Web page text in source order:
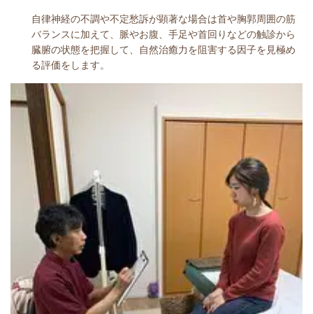
自律神経の不調や不定愁訴が顕著な場合は首や胸郭周囲の筋
バランスに加えて、脈やお腹、手足や首回りなどの触診から
臓腑の状態を把握して、自然治癒力を阻害する因子を見極め
る評価をします。